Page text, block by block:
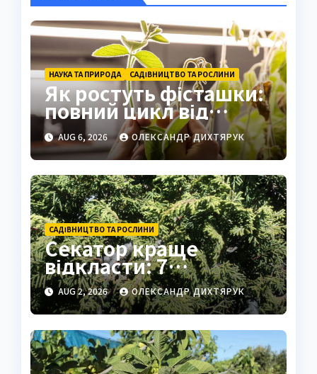
НАУКА ТА ПРИРОДА САДІВНИЦТВО ТА РОСЛИНИ
Як ростуть фісташки:
повний цикл від
насіння до стиглого
горіха
AUG 6, 2026 ОЛЕКСАНДР ДИХТЯРУК
САДІВНИЦТВО ТА РОСЛИНИ
Секатор краще
відкласти: 7
вічнозелених рослин
без обрізки
AUG 2, 2026 ОЛЕКСАНДР ДИХТЯРУК